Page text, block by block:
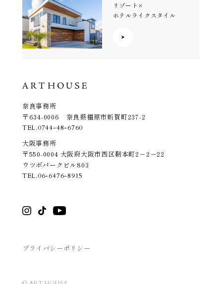
リゾート×
ホテルライクスタイル
奈良事務所
〒634-0006 奈良県橿原市新賀町237-2
TEL.0744-48-6760
大阪事務所
〒550-0004 大阪府大阪市西区靭本町2－2－22
ウツボパークビル803
TEL.06-6476-8915
プライバシーポリシー